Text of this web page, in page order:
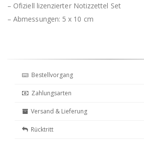
– Ofiziell lizenzierter Notizzettel Set
– Abmessungen: 5 x 10 cm
Bestellvorgang
Zahlungsarten
Versand & Lieferung
Rücktritt